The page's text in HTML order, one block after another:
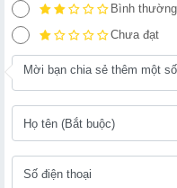
Bình thường
Chưa đạt